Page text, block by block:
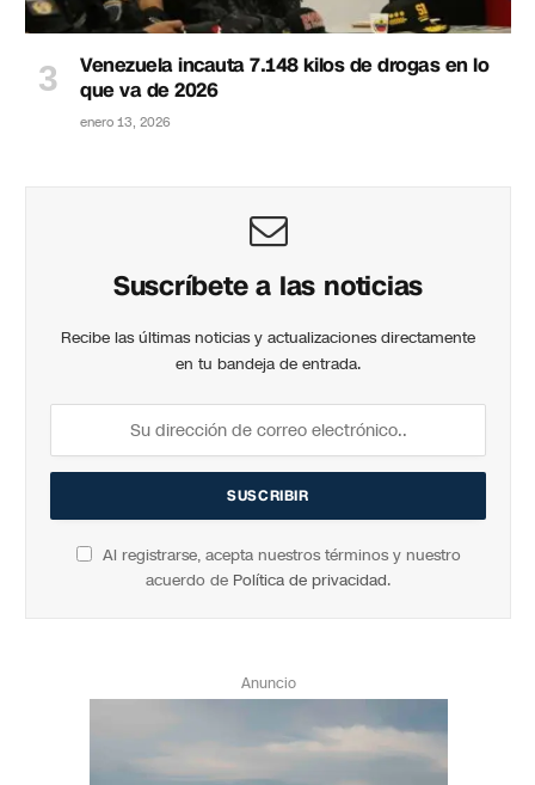
Venezuela incauta 7.148 kilos de drogas en lo
que va de 2026
enero 13, 2026
Suscríbete a las noticias
Recibe las últimas noticias y actualizaciones directamente
en tu bandeja de entrada.
Al registrarse, acepta nuestros términos y nuestro
acuerdo de Política de privacidad.
Anuncio